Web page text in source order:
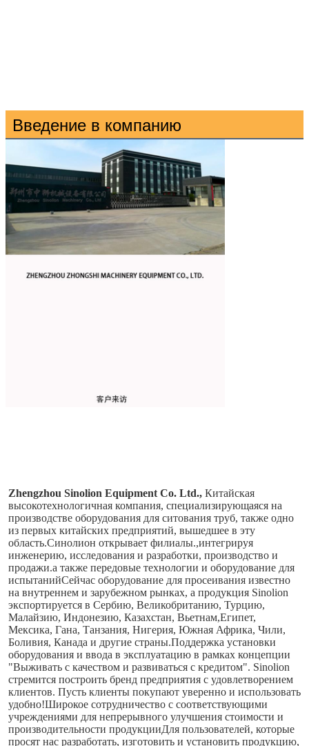
Введение в компанию
Zhengzhou Sinolion Equipment Co. Ltd., Китайская
высокотехнологичная компания, специализирующаяся на
производстве оборудования для ситования труб, также одно
из первых китайских предприятий, вышедшее в эту
область.Синолион открывает филиалы.,интегрируя
инженерию, исследования и разработки, производство и
продажи.а также передовые технологии и оборудование для
испытанийСейчас оборудование для просеивания известно
на внутреннем и зарубежном рынках, а продукция Sinolion
экспортируется в Сербию, Великобританию, Турцию,
Малайзию, Индонезию, Казахстан, Вьетнам,Египет,
Мексика, Гана, Танзания, Нигерия, Южная Африка, Чили,
Боливия, Канада и другие страны.Поддержка установки
оборудования и ввода в эксплуатацию в рамках концепции
"Выживать с качеством и развиваться с кредитом". Sinolion
стремится построить бренд предприятия с удовлетворением
клиентов. Пусть клиенты покупают уверенно и использовать
удобно!Широкое сотрудничество с соответствующими
учреждениями для непрерывного улучшения стоимости и
производительности продукцииДля пользователей, которые
просят нас разработать, изготовить и установить продукцию,